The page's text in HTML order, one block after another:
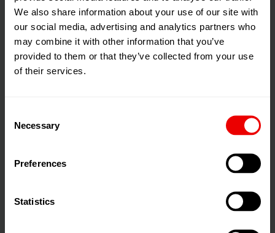
We also share information about your use of our site with
our social media, advertising and analytics partners who
may combine it with other information that you’ve
provided to them or that they’ve collected from your use
of their services.
Selection
Necessary
Preferences
Statistics
效率是巴马格工业丝纺丝生产线最重要的特性。其核
诚服。